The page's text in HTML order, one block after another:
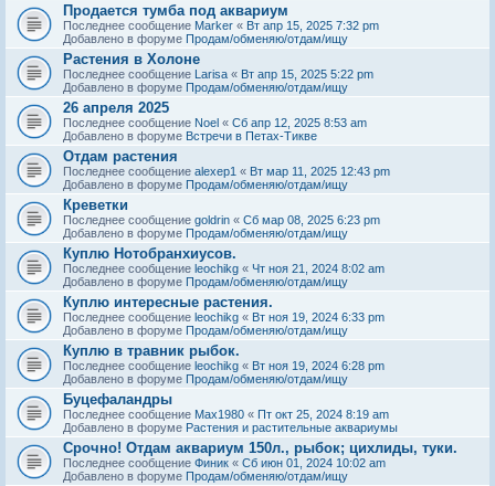
Продается тумба под аквариум
Последнее сообщение Marker « Вт апр 15, 2025 7:32 pm
Добавлено в форуме Продам/обменяю/отдам/ищу
Растения в Холоне
Последнее сообщение Larisa « Вт апр 15, 2025 5:22 pm
Добавлено в форуме Продам/обменяю/отдам/ищу
26 апреля 2025
Последнее сообщение Noel « Сб апр 12, 2025 8:53 am
Добавлено в форуме Встречи в Петах-Тикве
Отдам растения
Последнее сообщение alexep1 « Вт мар 11, 2025 12:43 pm
Добавлено в форуме Продам/обменяю/отдам/ищу
Креветки
Последнее сообщение goldrin « Сб мар 08, 2025 6:23 pm
Добавлено в форуме Продам/обменяю/отдам/ищу
Куплю Нотобранхиусов.
Последнее сообщение leochikg « Чт ноя 21, 2024 8:02 am
Добавлено в форуме Продам/обменяю/отдам/ищу
Куплю интересные растения.
Последнее сообщение leochikg « Вт ноя 19, 2024 6:33 pm
Добавлено в форуме Продам/обменяю/отдам/ищу
Куплю в травник рыбок.
Последнее сообщение leochikg « Вт ноя 19, 2024 6:28 pm
Добавлено в форуме Продам/обменяю/отдам/ищу
Буцефаландры
Последнее сообщение Max1980 « Пт окт 25, 2024 8:19 am
Добавлено в форуме Растения и растительные аквариумы
Срочно! Отдам аквариум 150л., рыбок; цихлиды, туки.
Последнее сообщение Финик « Сб июн 01, 2024 10:02 am
Добавлено в форуме Продам/обменяю/отдам/ищу